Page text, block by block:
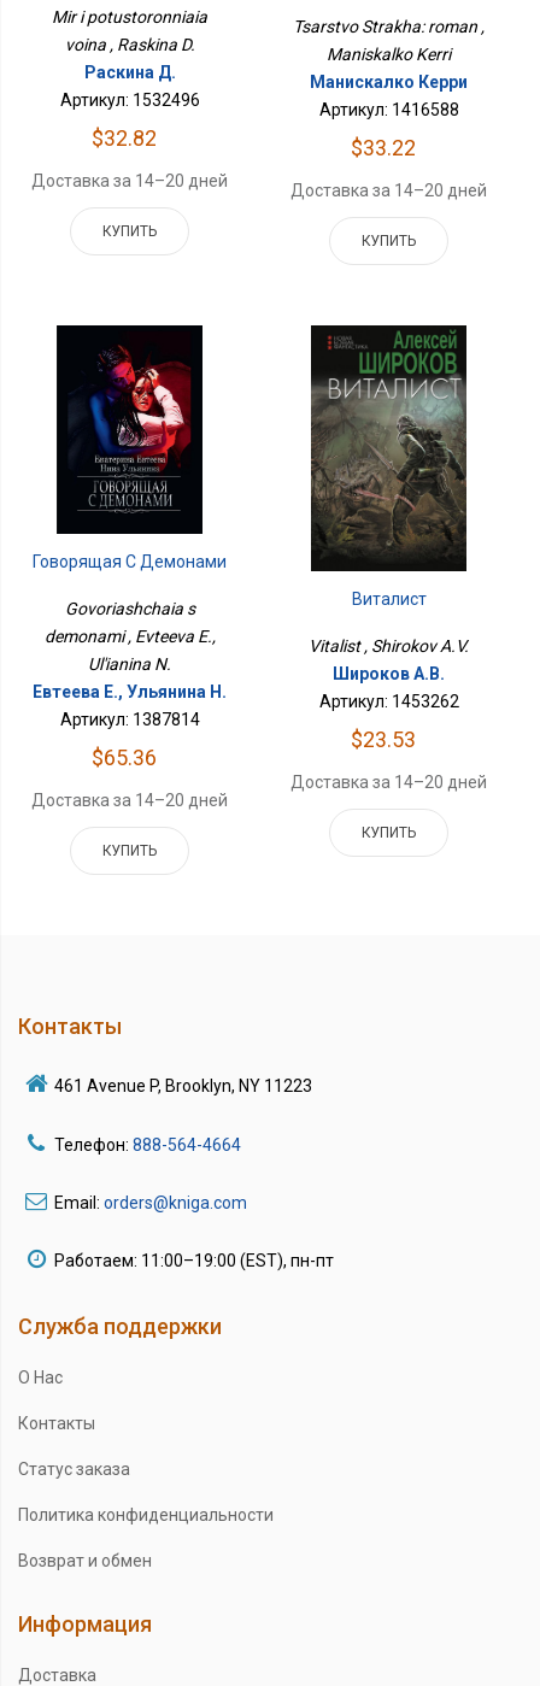
Mir i potustoronniaia
voina , Raskina D.
Раскина Д.
Артикул: 1532496
$32.82
Доставка за 14–20 дней
КУПИТЬ
Tsarstvo Strakha: roman ,
Maniskalko Kerri
Манискалко Керри
Артикул: 1416588
$33.22
Доставка за 14–20 дней
КУПИТЬ
Говорящая С Демонами
Govoriashchaia s
demonami , Evteeva E.,
Ul'ianina N.
Евтеева Е., Ульянина Н.
Артикул: 1387814
$65.36
Доставка за 14–20 дней
КУПИТЬ
Виталист
Vitalist , Shirokov A.V.
Широков А.В.
Артикул: 1453262
$23.53
Доставка за 14–20 дней
КУПИТЬ
Контакты
461 Avenue P, Brooklyn, NY 11223
Телефон: 888-564-4664
Email: orders@kniga.com
Работаем: 11:00–19:00 (EST), пн-пт
Служба поддержки
О Нас
Контакты
Статус заказа
Политика конфиденциальности
Возврат и обмен
Информация
Доставка